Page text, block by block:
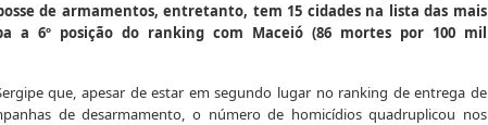
de armamentos, entretanto, tem 15 cidades na lista das mais
a 6º posição do ranking com Maceió (86 mortes por 100 mil
que, apesar de estar em segundo lugar no ranking de entrega de
de desarmamento, o número de homicídios quadruplicou nos